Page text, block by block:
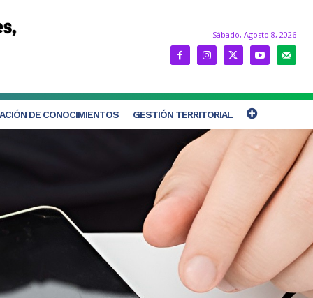
Sábado, Agosto 8, 2026
DE CONOCIMIENTOS GESTIÓN TERRITORIAL